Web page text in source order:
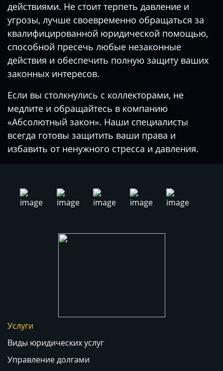
действиями. Не стоит терпеть давление и
угрозы, лучше своевременно обращаться за
квалифицированной юридической помощью,
способной пресечь любые незаконные
действия и обеспечить полную защиту ваших
законных интересов.
Если вы столкнулись с коллекторами, не
медлите и обращайтесь в компанию
«Абсолютный закон». Наши специалисты
всегда готовы защитить ваши права и
избавить от ненужного стресса и давления.
Услуги
Виды юридических услуг
Управление долгами